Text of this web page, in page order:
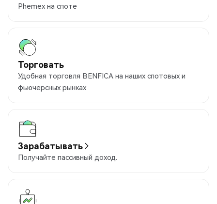
Phemex на споте
Торговать
Удобная торговля BENFICA на наших спотовых и
фьючерсных рынках
Зарабатывать
Получайте пассивный доход.